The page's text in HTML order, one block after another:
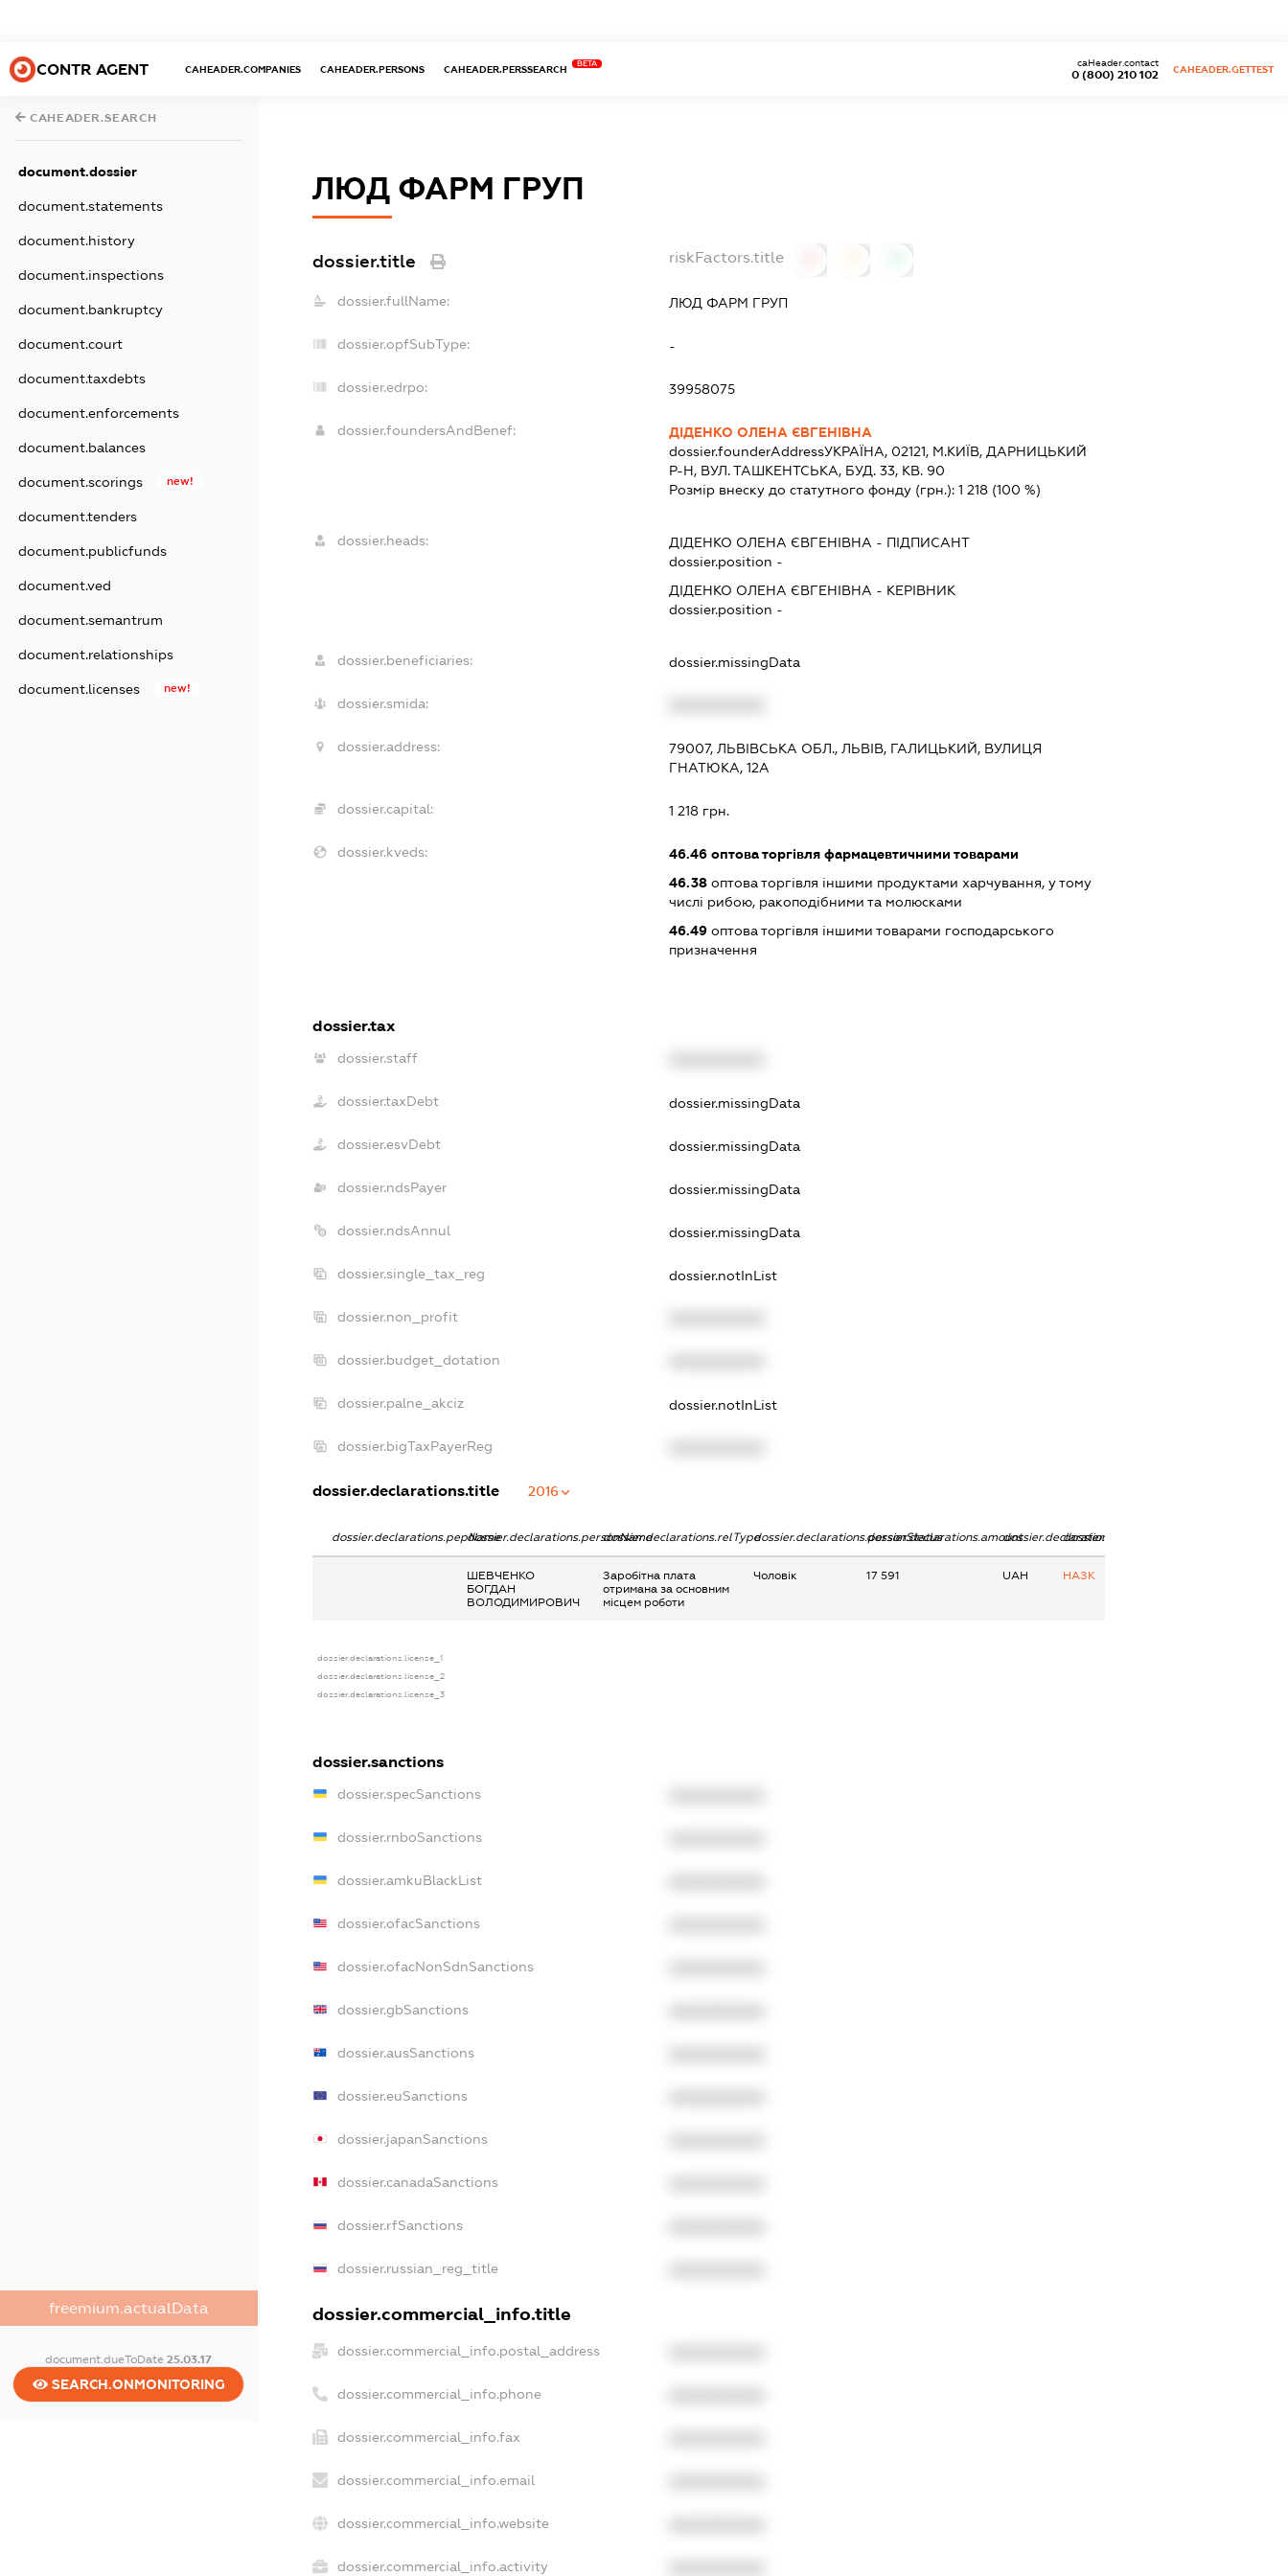
CONTR AGENT CAHEADER.COMPANIES CAHEADER.PERSONS CAHEADER.PERSSEARCH
BETA
0 (800) 210 102
caHeader.contact
CAHEADER.GETTEST
CAHEADER.SEARCH
document.dossier
document.statements
document.history
document.inspections
document.bankruptcy
document.court
document.taxdebts
document.enforcements
document.balances
document.scorings new!
document.tenders
document.publicfunds
document.ved
document.semantrum
document.relationships
document.licenses new!
freemium.actualData
document.dueToDate25.03.17
SEARCH.ONMONITORING
ЛЮД ФАРМ ГРУП
dossier.title riskFactors.title
dossier.fullName: ЛЮД ФАРМ ГРУП
dossier.opfSubType: -
dossier.edrpo: 39958075
dossier.foundersAndBenef:
ДІДЕНКО ОЛЕНА ЄВГЕНІВНА
dossier.founderAddressУКРАЇНА, 02121, М.КИЇВ, ДАРНИЦЬКИЙ
Р-Н, ВУЛ. ТАШКЕНТСЬКА, БУД. 33, КВ. 90
Розмір внеску до статутного фонду (грн.): 1 218(100 %)
dossier.heads: ДІДЕНКО ОЛЕНА ЄВГЕНІВНА - ПІДПИСАНТ
dossier.position -
ДІДЕНКО ОЛЕНА ЄВГЕНІВНА - КЕРІВНИК
dossier.position -
dossier.beneficiaries: dossier.missingData
dossier.smida:
dossier.address:
79007, ЛЬВІВСЬКА ОБЛ., ЛЬВІВ, ГАЛИЦЬКИЙ, ВУЛИЦЯ
ГНАТЮКА, 12А
dossier.capital: 1 218 грн.
dossier.kveds: 46.46оптова торгівля фармацевтичними товарами
46.38оптова торгівля іншими продуктами харчування, у тому
числі рибою, ракоподібними та молюсками
46.49оптова торгівля іншими товарами господарського
призначення
dossier.tax
dossier.staff
dossier.taxDebt dossier.missingData
dossier.esvDebt dossier.missingData
dossier.ndsPayer dossier.missingData
dossier.ndsAnnul dossier.missingData
dossier.single_tax_reg dossier.notInList
dossier.non_profit
dossier.budget_dotation
dossier.palne_akciz dossier.notInList
dossier.bigTaxPayerReg
dossier.declarations.title 2016
dossier.declarations.pepNamedossier.declarations.personNamedossier.declarations.relTypedossier.declarations.personStatusdossier.declarations.amountdossier.declarations.currency
dossier.declarations.source
ШЕВЧЕНКО
БОГДАН
ВОЛОДИМИРОВИЧ
Заробітна плата
отримана за основним
місцем роботи
Чоловік 17 591 UAH НАЗК
dossier.declarations.license_1
dossier.declarations.license_2
dossier.declarations.license_3
dossier.sanctions
dossier.specSanctions
dossier.rnboSanctions
dossier.amkuBlackList
dossier.ofacSanctions
dossier.ofacNonSdnSanctions
dossier.gbSanctions
dossier.ausSanctions
dossier.euSanctions
dossier.japanSanctions
dossier.canadaSanctions
dossier.rfSanctions
dossier.russian_reg_title
dossier.commercial_info.title
dossier.commercial_info.postal_address
dossier.commercial_info.phone
dossier.commercial_info.fax
dossier.commercial_info.email
dossier.commercial_info.website
dossier.commercial_info.activity